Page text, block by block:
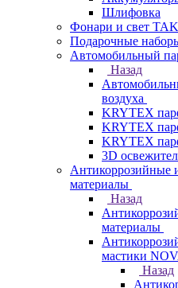
Шлифовка
Фонари и свет
Подарочные
Автомобильный
Назад
воздуха
KRYTEX
KRYTEX
KRYTEX
3D
Антикоррозийные
материалы
Назад
материалы
мастики
Назад